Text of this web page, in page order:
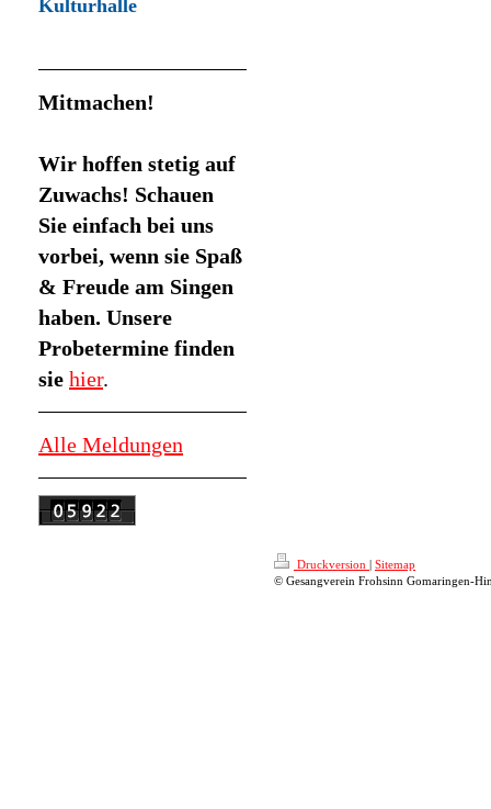
Kulturhalle
Mitmachen!
Wir hoffen stetig auf
Zuwachs! Schauen
Sie einfach bei uns
vorbei, wenn sie Spaß
& Freude am Singen
haben. Unsere
Probetermine finden
sie hier.
Alle Meldungen
Druckversion | Sitemap
© Gesangverein Frohsinn Gomaringen-